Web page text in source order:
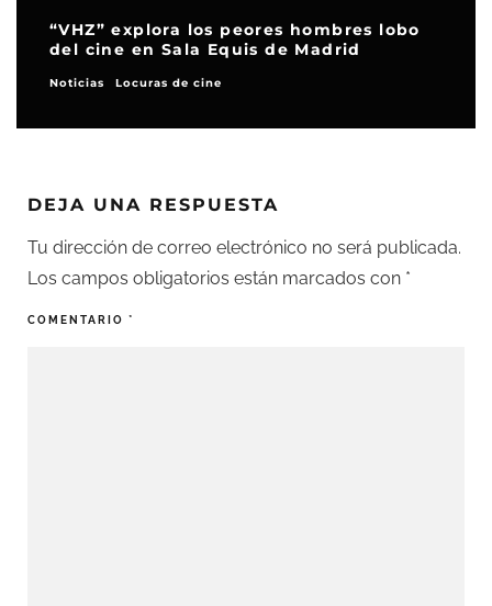
“VHZ” explora los peores hombres lobo
del cine en Sala Equis de Madrid
Noticias Locuras de cine
DEJA UNA RESPUESTA
Tu dirección de correo electrónico no será publicada.
Los campos obligatorios están marcados con *
COMENTARIO *